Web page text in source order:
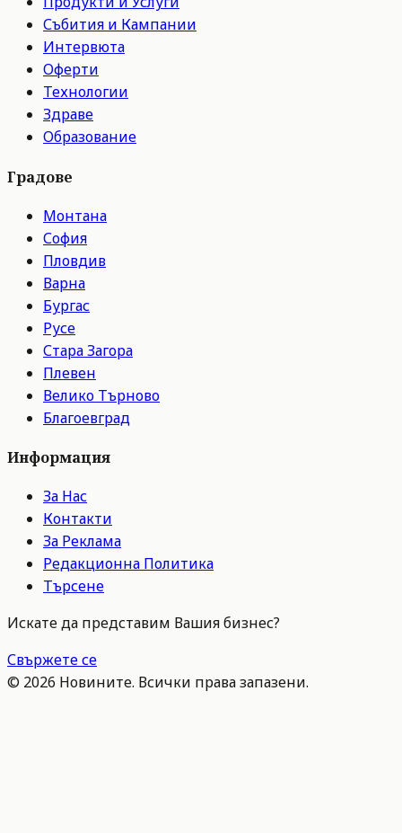
Събития и Кампании
Интервюта
Оферти
Технологии
Здраве
Образование
Градове
Монтана
София
Пловдив
Варна
Бургас
Русе
Стара Загора
Плевен
Велико Търново
Благоевград
Информация
За Нас
Контакти
За Реклама
Редакционна Политика
Търсене
Искате да представим Вашия бизнес?
Свържете се
© 2026 Новините. Всички права запазени.